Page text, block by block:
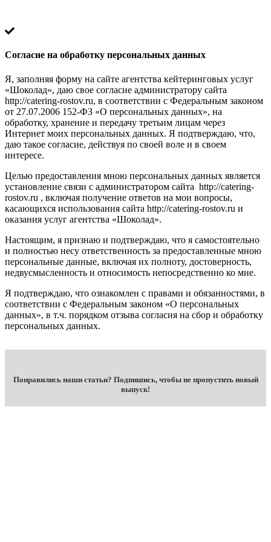
Согласие на обработку персональных данных
Я, заполняя форму на сайте агентства кейтеринговых услуг
«Шоколад», даю свое согласие администратору сайта
http://catering-rostov.ru, в соответствии с Федеральным законом
от 27.07.2006 152-ФЗ «О персональных данных», на
обработку, хранение и передачу третьим лицам через
Интернет моих персональных данных. Я подтверждаю, что,
даю такое согласие, действуя по своей воле и в своем
интересе.
Целью предоставления мною персональных данных является
установление связи с администратором сайта http://catering-
rostov.ru , включая получение ответов на мои вопросы,
касающихся использования сайта http://catering-rostov.ru и
оказания услуг агентства «Шоколад».
Настоящим, я признаю и подтверждаю, что я самостоятельно
и полностью несу ответственность за предоставленные мною
персональные данные, включая их полноту, достоверность,
недвусмысленность и относимость непосредственно ко мне.
Я подтверждаю, что ознакомлен с правами и обязанностями, в
соответствии с Федеральным законом «О персональных
данных», в т.ч. порядком отзыва согласия на сбор и обработку
персональных данных.
Понравились наши статьи? Подпишись, чтобы не пропустить новый
выпуск!